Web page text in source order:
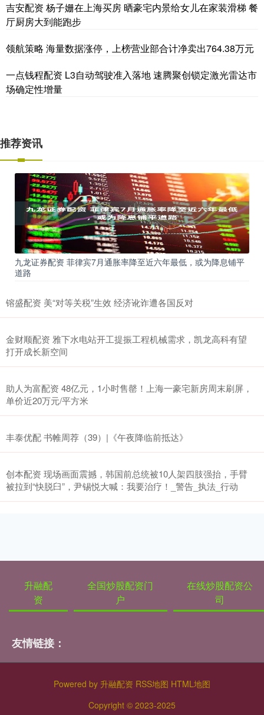
吉安配资 杨子姗在上海买房 晒豪宅内景给女儿在家装滑梯 餐
厅厨房大到能跑步
领航策略 海量数据涨停，上榜营业部合计净卖出764.38万元
一点钱程配资 L3自动驾驶准入落地 速腾聚创锁定激光雷达市
场确定性增量
推荐资讯
九龙证券配资 菲律宾7月通胀率降至近六年最低，或为降息铺平
道路
镕盛配资 美“对等关税”生效 经济讹诈遭各国反对
金财顺配资 雅下水电站开工提振工程机械需求，凯龙高科有望
打开成长新空间
助人为富配资 48亿元，1小时售罄！上海一豪宅新房周末刷屏，
单价近20万元/平方米
丰泰优配 书帷周荐（39）|《午夜降临前抵达》
创本配资 现场画面震撼，韩国前总统被10人架四肢强抬，手臂
被拉到“快脱臼”，尹锡悦大喊：我要治疗！_警告_执法_行动
升融配
资
全国炒股配资门
户
在线炒股配资公
司
友情链接：
Powered by 升融配资 RSS地图 HTML地图
Copyright © 2023-2025